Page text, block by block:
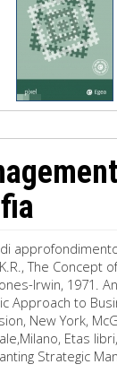
The Concept
Irwin, 1971.
Approach to
New York,
Etas
Strategic